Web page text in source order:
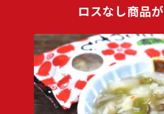
ロスなし商品